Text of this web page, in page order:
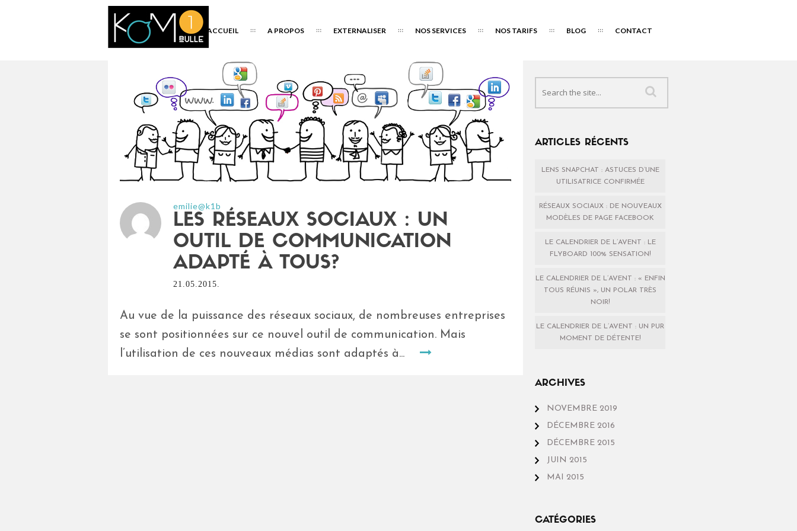
ACCUEIL A PROPOS EXTERNALISER NOS SERVICES NOS TARIFS BLOG CONTACT
emilie@k1b
LES RÉSEAUX SOCIAUX : UN
OUTIL DE COMMUNICATION
ADAPTÉ À TOUS?
21.05.2015.
Au vue de la puissance des réseaux sociaux, de nombreuses entreprises
se sont positionnées sur ce nouvel outil de communication. Mais
l’utilisation de ces nouveaux médias sont adaptés à...
ARTICLES RÉCENTS
LENS SNAPCHAT : ASTUCES D’UNE
UTILISATRICE CONFIRMÉE
RÉSEAUX SOCIAUX : DE NOUVEAUX
MODÈLES DE PAGE FACEBOOK
LE CALENDRIER DE L’AVENT : LE
FLYBOARD 100% SENSATION!
LE CALENDRIER DE L’AVENT : « ENFIN
TOUS RÉUNIS », UN POLAR TRÈS
NOIR!
LE CALENDRIER DE L’AVENT : UN PUR
MOMENT DE DÉTENTE!
ARCHIVES
NOVEMBRE 2019
DÉCEMBRE 2016
DÉCEMBRE 2015
JUIN 2015
MAI 2015
CATÉGORIES